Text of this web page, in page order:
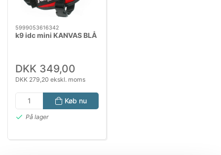
5999053616342
k9 idc mini KANVAS BLÅ
DKK 349,00
DKK 279,20 ekskl. moms
Køb nu
På lager